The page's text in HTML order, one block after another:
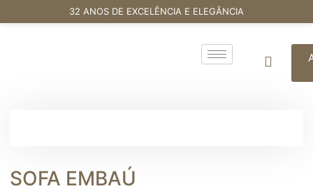
32 ANOS DE EXCELÊNCIA E ELEGÂNCIA
SOFA EMBAÚ